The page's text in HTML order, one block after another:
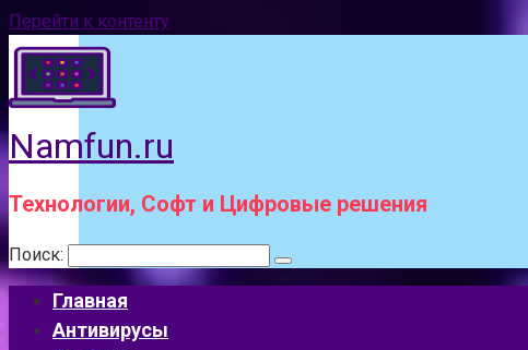
Перейти к контенту
Namfun.ru
Технологии, Софт и Цифровые решения
Поиск:
Главная
Антивирусы